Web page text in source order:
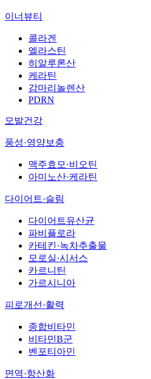
이너뷰티
콜라겐
엘라스틴
히알루론산
케라틴
감마리놀렌산
PDRN
모발건강
풍성·영양보충
맥주효모·비오틴
아미노산·케라틴
다이어트·슬림
다이어트유산균
파비플로라
카테킨·녹차추출물
모로실·시서스
카르니틴
가르시니아
피로개선·활력
종합비타민
비타민B군
벤포티아민
면역·항산화